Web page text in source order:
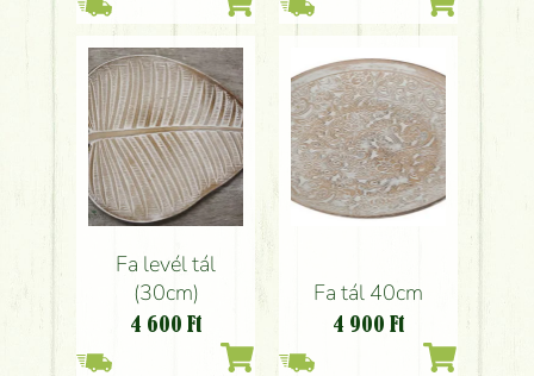
Fa levél tál
(30cm)
4 600 Ft
Fa tál 40cm
4 900 Ft